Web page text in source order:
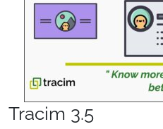
Tracim 3.5